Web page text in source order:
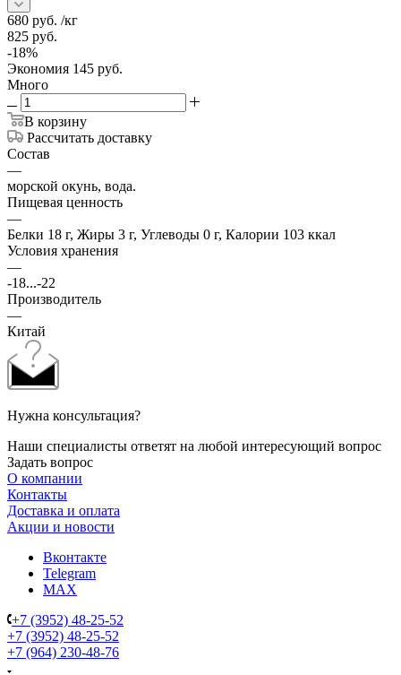
680 руб. /кг
825 руб.
-18%
Экономия 145 руб.
Много
В корзину
Рассчитать доставку
Состав
—
морской окунь, вода.
Пищевая ценность
—
Белки 18 г, Жиры 3 г, Углеводы 0 г, Калории 103 ккал
Условия хранения
—
-18...-22
Производитель
—
Китай
Нужна консультация?
Наши специалисты ответят на любой интересующий вопрос
Задать вопрос
О компании
Контакты
Доставка и оплата
Акции и новости
Вконтакте
Telegram
MAX
+7 (3952) 48-25-52
+7 (3952) 48-25-52
+7 (964) 230-48-76